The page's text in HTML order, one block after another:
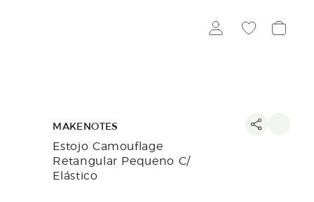
MAKENOTES
Estojo Camouflage
Retangular Pequeno C/
Elástico